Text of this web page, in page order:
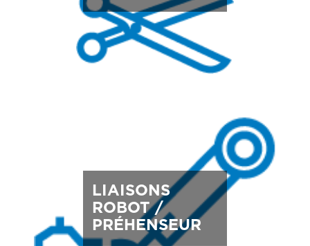
LIAISONS
ROBOT /
PRÉHENSEUR